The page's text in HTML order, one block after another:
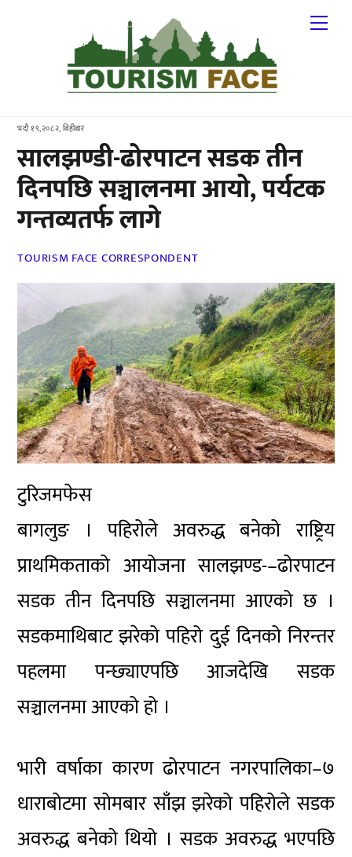
भदौ १९,२०८२, बिहीबार
सालझण्डी-ढोरपाटन सडक तीन
दिनपछि सञ्चालनमा आयो, पर्यटक
गन्तव्यतर्फ लागे
TOURISM FACE CORRESPONDENT
टुरिजमफेस
बागलुङ । पहिरोले अवरुद्ध बनेको राष्ट्रिय
प्राथमिकताको आयोजना सालझण्ड-–ढोरपाटन
सडक तीन दिनपछि सञ्चालनमा आएको छ ।
सडकमाथिबाट झरेको पहिरो दुई दिनको निरन्तर
पहलमा पन्छ्याएपछि आजदेखि सडक
सञ्चालनमा आएको हो ।
भारी वर्षाका कारण ढोरपाटन नगरपालिका–७
धाराबोटमा सोमबार साँझ झरेको पहिरोले सडक
अवरुद्ध बनेको थियो । सडक अवरुद्ध भएपछि